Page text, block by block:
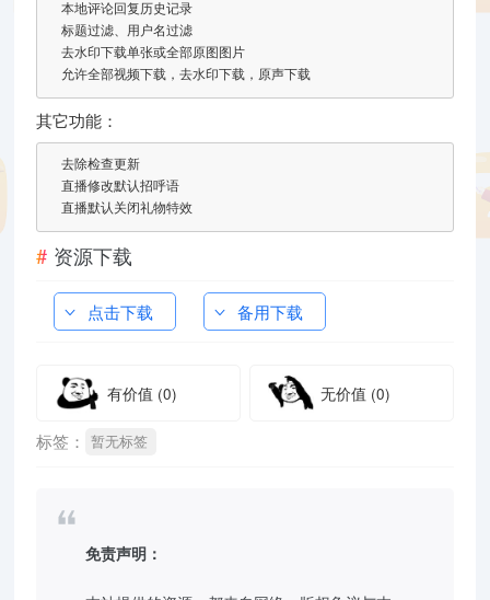
本地评论回复历史记录
标题过滤、用户名过滤
去水印下载单张或全部原图图片
允许全部视频下载，去水印下载，原声下载
其它功能：
去除检查更新
直播修改默认招呼语
直播默认关闭礼物特效
资源下载
点击下载 备用下载
有价值 (0) 无价值 (0)
标签： 暂无标签
免责声明：